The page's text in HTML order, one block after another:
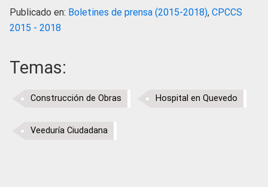
Publicado en: Boletines de prensa (2015-2018), CPCCS
2015 - 2018
Temas:
Construcción de Obras Hospital en Quevedo
Veeduría Ciudadana